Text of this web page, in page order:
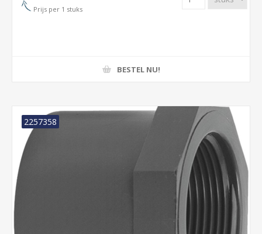
Prijs per 1 stuks
BESTEL NU!
2257358